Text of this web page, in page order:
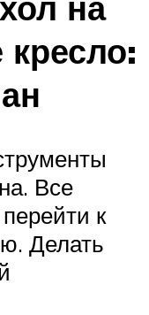
Все
к
Делать